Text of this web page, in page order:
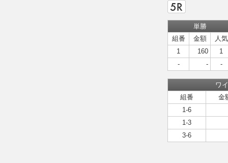
単勝
組番
金額
人気
1
160
1
-
- -
ワ
組番
金
1-6
1-3
3-6